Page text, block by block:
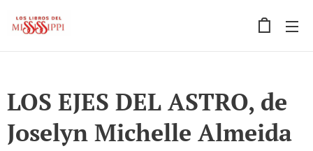
LOS EJES DEL ASTRO, de
Joselyn Michelle Almeida